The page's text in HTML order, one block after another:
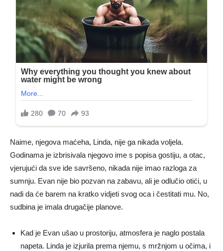
Naime, njegova maćeha, Linda, nije ga nikada voljela.
Godinama je izbrisivala njegovo ime s popisa gostiju, a otac,
vjerujući da sve ide savršeno, nikada nije imao razloga za
sumnju. Evan nije bio pozvan na zabavu, ali je odlučio otići, u
nadi da će barem na kratko vidjeti svog oca i čestitati mu. No,
sudbina je imala drugačije planove.
Kad je Evan ušao u prostoriju, atmosfera je naglo postala
napeta. Linda je izjurila prema njemu, s mržnjom u očima, i